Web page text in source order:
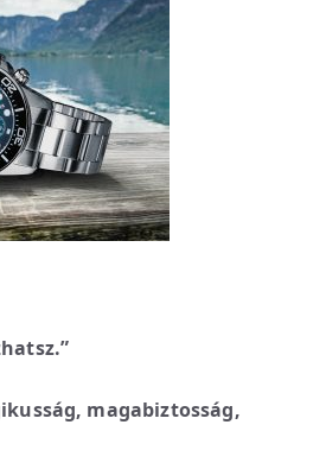
magabiztosság,